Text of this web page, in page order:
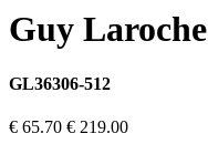
Guy Laroche
GL36306-512
€ 65.70 € 219.00